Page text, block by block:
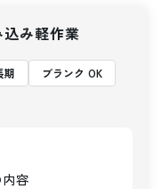
み軽作業
期
ブランク OK
容